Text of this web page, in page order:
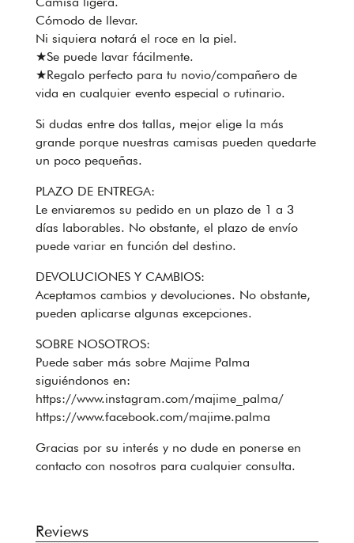
Cómodo de llevar.
Ni siquiera notará el roce en la piel.
★Se puede lavar fácilmente.
★Regalo perfecto para tu novio/compañero de
vida en cualquier evento especial o rutinario.
Si dudas entre dos tallas, mejor elige la más
grande porque nuestras camisas pueden quedarte
un poco pequeñas.
PLAZO DE ENTREGA:
Le enviaremos su pedido en un plazo de 1 a 3
días laborables. No obstante, el plazo de envío
puede variar en función del destino.
DEVOLUCIONES Y CAMBIOS:
Aceptamos cambios y devoluciones. No obstante,
pueden aplicarse algunas excepciones.
SOBRE NOSOTROS:
Puede saber más sobre Majime Palma
siguiéndonos en:
https://www.instagram.com/majime_palma/
https://www.facebook.com/majime.palma
Gracias por su interés y no dude en ponerse en
contacto con nosotros para cualquier consulta.
Reviews